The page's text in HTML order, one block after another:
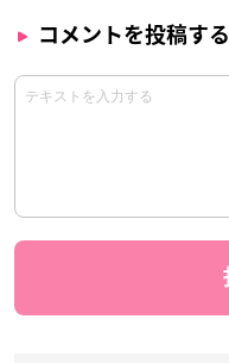
コメントを投稿する